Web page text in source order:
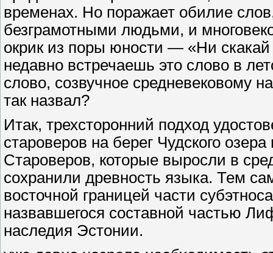
временах. Но поражает обилие
безграмотными людьми, и
окрик из поры юности — «Ни
недавно встречаешь это слово в
слово, созвучное средневековому
так назвал?
Итак, трехсторонний подход
староверов на берег Чудского
Староверов, которые выросли в
сохранили древность языка. Тем
восточной границей части
назвавшегося составной частью
наследия Эстонии.